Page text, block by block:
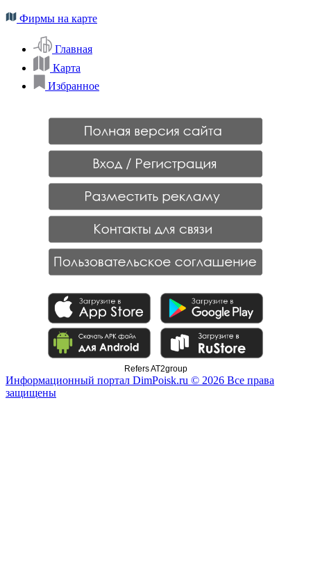
Фирмы на карте
Главная
Карта
Избранное
Refers AT2group
Информационный портал DimPoisk.ru © 2026 Все права
защищены